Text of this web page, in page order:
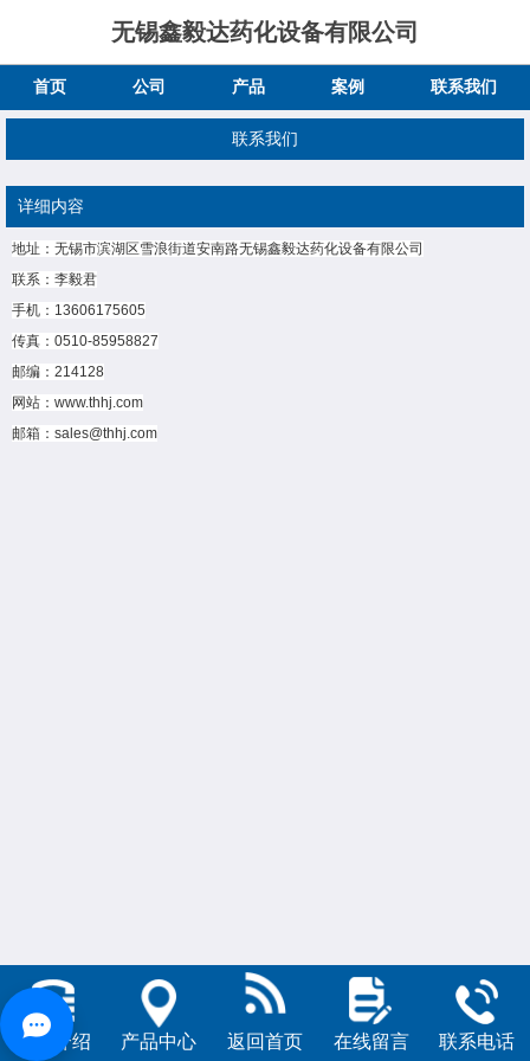
无锡鑫毅达药化设备有限公司
首页 公司 产品 案例 联系我们
联系我们
详细内容
地址：无锡市滨湖区雪浪街道安南路无锡鑫毅达药化设备有限公司
联系：李毅君
手机：13606175605
传真：0510-85958827
邮编：214128
网站： www.thhj.com
邮箱：sales@thhj.com
公司介绍 产品中心 返回首页 在线留言 联系电话